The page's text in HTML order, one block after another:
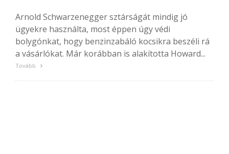
Arnold Schwarzenegger sztárságát mindig jó
ügyekre használta, most éppen úgy védi
bolygónkat, hogy benzinzabáló kocsikra beszéli rá
a vásárlókat. Már korábban is alakította Howard...
Tovább